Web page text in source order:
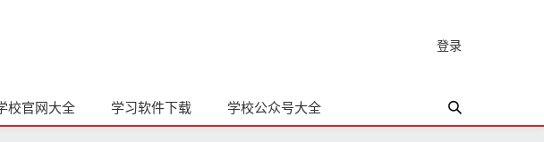
登录
校官网大全 学习软件下载 学校公众号大全